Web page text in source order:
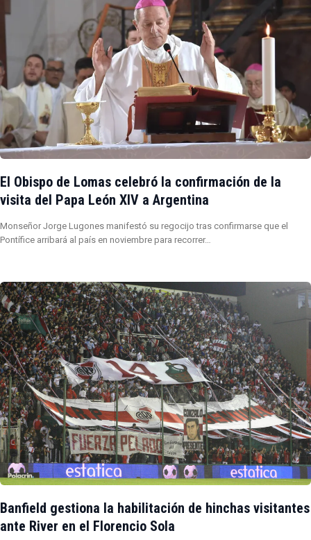
El Obispo de Lomas celebró la confirmación de la
visita del Papa León XIV a Argentina
Monseñor Jorge Lugones manifestó su regocijo tras confirmarse que el
Pontífice arribará al país en noviembre para recorrer…
Banfield gestiona la habilitación de hinchas visitantes
ante River en el Florencio Sola